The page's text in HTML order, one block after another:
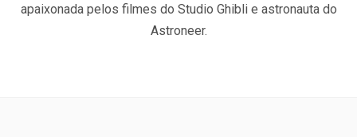
apaixonada pelos filmes do Studio Ghibli e astronauta do
Astroneer.